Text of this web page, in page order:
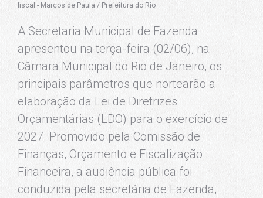
fiscal - Marcos de Paula / Prefeitura do Rio
A Secretaria Municipal de Fazenda
apresentou na terça-feira (02/06), na
Câmara Municipal do Rio de Janeiro, os
principais parâmetros que nortearão a
elaboração da Lei de Diretrizes
Orçamentárias (LDO) para o exercício de
2027. Promovido pela Comissão de
Finanças, Orçamento e Fiscalização
Financeira, a audiência pública foi
conduzida pela secretária de Fazenda,